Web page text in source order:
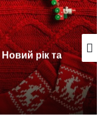
рік та